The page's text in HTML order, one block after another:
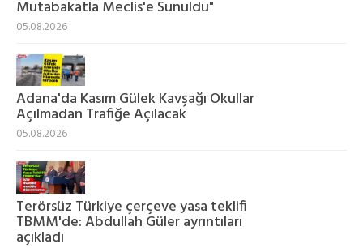
Mutabakatla Meclis'e Sunuldu"
05.08.2026
Adana'da Kasım Gülek Kavşağı Okullar
Açılmadan Trafiğe Açılacak
05.08.2026
Terörsüz Türkiye çerçeve yasa teklifi
TBMM'de: Abdullah Güler ayrıntıları
açıkladı